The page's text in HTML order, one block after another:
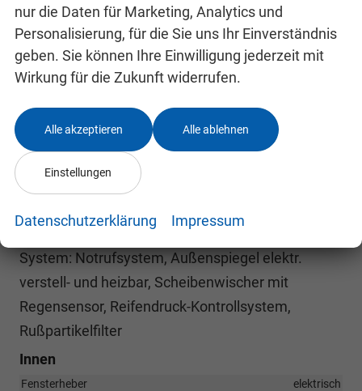
Ltr. - 110 kW EcoBlue KAT, Power KeyFree-
Startfunktion, Radstand 3500 mm, Schiebetür
Lade-/Fahrgastraum rechts, Schmutzfänger vorn
und hinten, Stahlfelgen 6,5x16, Zul.
Gesamtgewicht 3,20 t, Anti-Blockier-System
(ABS), Antriebsart: Frontantrieb, Elektron.
Stabilitäts-Programm (ESP), Traktionskontrolle,
Getriebe 6-Gang, Klimaautomatik (Fahrerhaus),
Fernbedienung, Bordcomputer, Fahrassistenz-
System: Notrufsystem, Außenspiegel elektr.
verstell- und heizbar, Scheibenwischer mit
Regensensor, Reifendruck-Kontrollsystem,
Rußpartikelfilter
Innen
Fensterheber
elektrisch
nur die Daten für Marketing, Analytics und
Personalisierung, für die Sie uns Ihr Einverständnis
geben. Sie können Ihre Einwilligung jederzeit mit
Wirkung für die Zukunft widerrufen.
Alle akzeptieren Alle ablehnen
Einstellungen
Datenschutzerklärung Impressum